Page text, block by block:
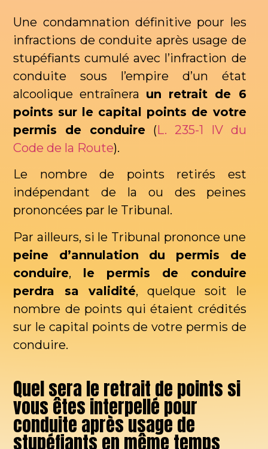
Une condamnation définitive pour les
infractions de conduite après usage de
stupéfiants cumulé avec l’infraction de
conduite sous l’empire d’un état
alcoolique entraînera un retrait de 6
points sur le capital points de votre
permis de conduire (L. 235-1 IV du
Code de la Route).
Le nombre de points retirés est
indépendant de la ou des peines
prononcées par le Tribunal.
Par ailleurs, si le Tribunal prononce une
peine d’annulation du permis de
conduire, le permis de conduire
perdra sa validité, quelque soit le
nombre de points qui étaient crédités
sur le capital points de votre permis de
conduire.
Quel sera le retrait de points si
vous êtes interpellé pour
conduite après usage de
stupéfiants en même temps